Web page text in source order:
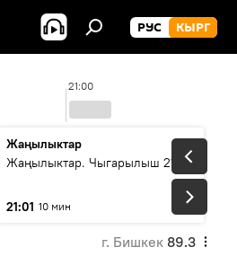
РУС КЫРГ
21:00
Жаңылыктар
Жаңылыктар. Чыгарылыш 21:00
21:01 10 мин
г. Бишкек 89.3